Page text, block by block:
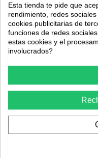
en todas aquellas
opciones de
seleccione la
Esta tienda te pide que
rendimiento, redes
cookies publicitarias de
funciones de redes
estas cookies y el
involucrados?